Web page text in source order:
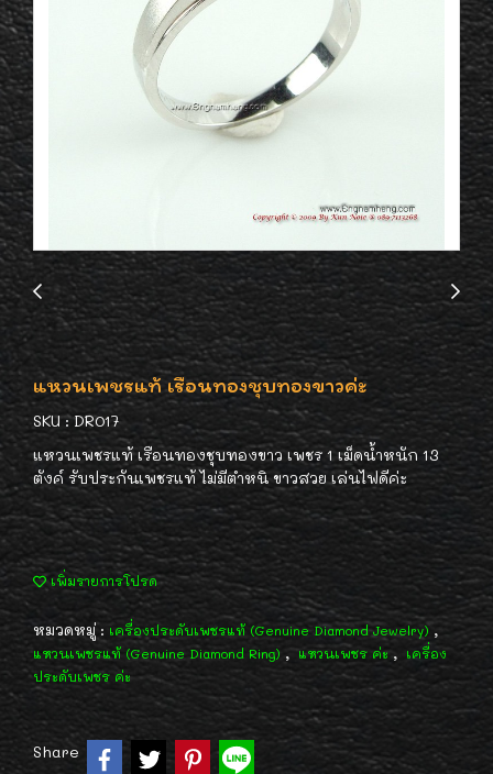
แหวนเพชรแท้ เรือนทองชุบทองขาวค่ะ
SKU : DR017
แหวนเพชรแท้ เรือนทองชุบทองขาว เพชร 1 เม็ดน้ำหนัก 13
ตังค์ รับประกันเพชรแท้ ไม่มีตำหนิ ขาวสวย เล่นไฟดีค่ะ
เพิ่มรายการโปรด
หมวดหมู่ : เครื่องประดับเพชรแท้ (Genuine Diamond Jewelry) ,
แหวนเพชรแท้ (Genuine Diamond Ring) , แหวนเพชร ค่ะ , เครื่อง
ประดับเพชร ค่ะ
Share